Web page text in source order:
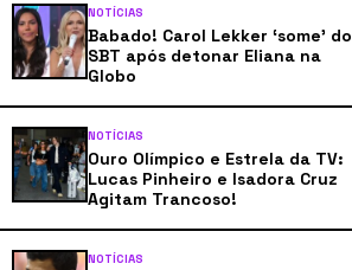
NOTÍCIAS
Babado! Carol Lekker ‘some’ do
SBT após detonar Eliana na
Globo
NOTÍCIAS
Ouro Olímpico e Estrela da TV:
Lucas Pinheiro e Isadora Cruz
Agitam Trancoso!
NOTÍCIAS